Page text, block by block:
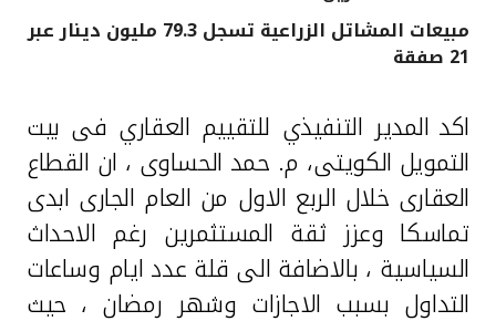
القنوات المصرفية
خدمات ما بعد البيع
اتصل بنا
مواقع الفروع وأجهزة الصرف الآلي
مبيعات المشاتل الزراعية تسجل 79.3 مليون دينار عبر
21 صفقة
اكد المدير التنفيذي للتقييم العقاري فى بيت
التمويل الكويتى، م. حمد الحساوى ، ان القطاع
العقارى خلال الربع الاول من العام الجارى ابدى
تماسكا وعزز ثقة المستثمرين رغم الاحداث
السياسية ، بالاضافة الى قلة عدد ايام وساعات
التداول بسبب الاجازات وشهر رمضان ، حيث